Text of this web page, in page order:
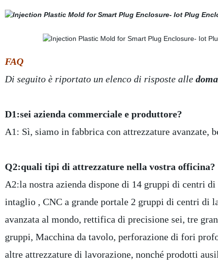
FAQ
Di seguito è riportato un elenco di risposte alle
D1:sei azienda commerciale e produttore?
A1: Sì, siamo in fabbrica con attrezzature avanzate,
Q2:quali tipi di attrezzature nella vostra officina?
A2:la nostra azienda dispone di 14 gruppi di centri
intaglio , CNC a grande portale 2 gruppi di centri di
avanzata al mondo, rettifica di precisione sei, tre
gruppi, Macchina da tavolo, perforazione di fori
altre attrezzature di lavorazione, nonché prodotti